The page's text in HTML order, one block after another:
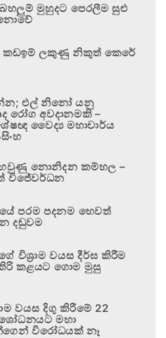
මුහුදට පෙරලීම සුළු
කඩඉම් ලකුණු නිකුත් කෙරේ
එල් නිනෝ යනු
රෝග අවදානමකි –
වෛද්‍ය මහාචාර්ය
නොනිදන කම්හල –
විජේවර්ධන
පරම පදනම හෙවත්
දඬුවම
විශ්‍රාම වයස දීර්ඝ කිරීම
කළයට ගොම මුසු
වයස දිගු කිරීමේ 22
මහා
විරෝධයක් නෑ